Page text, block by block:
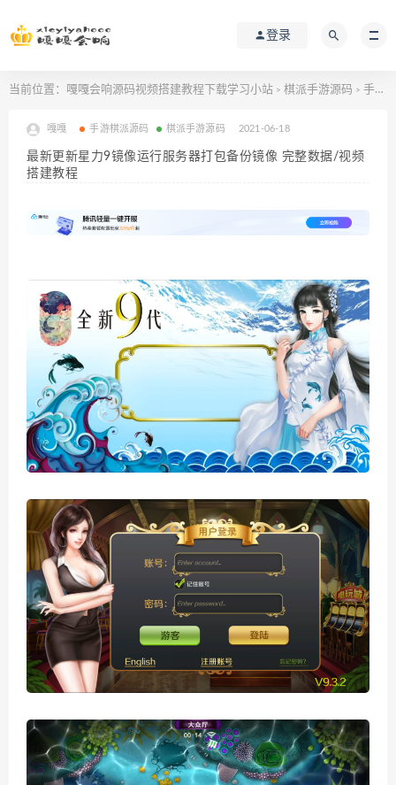
登录
当前位置： 嘎嘎会响源码视频搭建教程下载学习小站 > 棋派手游源码 > 手游棋派源码
嘎嘎 手游棋派源码 棋派手游源码 2021-06-18
最新更新星力9镜像运行服务器打包备份镜像 完整数据/视频
搭建教程